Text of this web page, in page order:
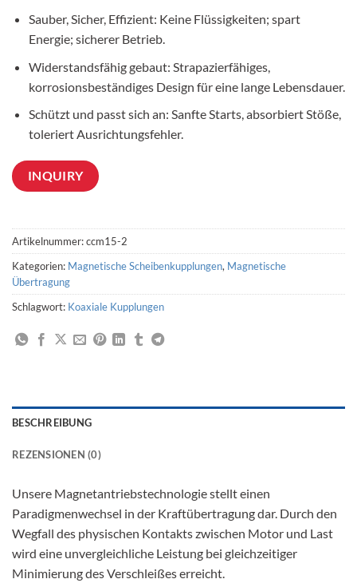
Sauber, Sicher, Effizient: Keine Flüssigkeiten; spart
Energie; sicherer Betrieb.
Widerstandsfähig gebaut: Strapazierfähiges,
korrosionsbeständiges Design für eine lange Lebensdauer.
Schützt und passt sich an: Sanfte Starts, absorbiert Stöße,
toleriert Ausrichtungsfehler.
INQUIRY
Artikelnummer:ccm15-2
Kategorien: Magnetische Scheibenkupplungen, Magnetische
Übertragung
Schlagwort: Koaxiale Kupplungen
BESCHREIBUNG
REZENSIONEN (0)
Unsere Magnetantriebstechnologie stellt einen
Paradigmenwechsel in der Kraftübertragung dar. Durch den
Wegfall des physischen Kontakts zwischen Motor und Last
wird eine unvergleichliche Leistung bei gleichzeitiger
Minimierung des Verschleißes erreicht.